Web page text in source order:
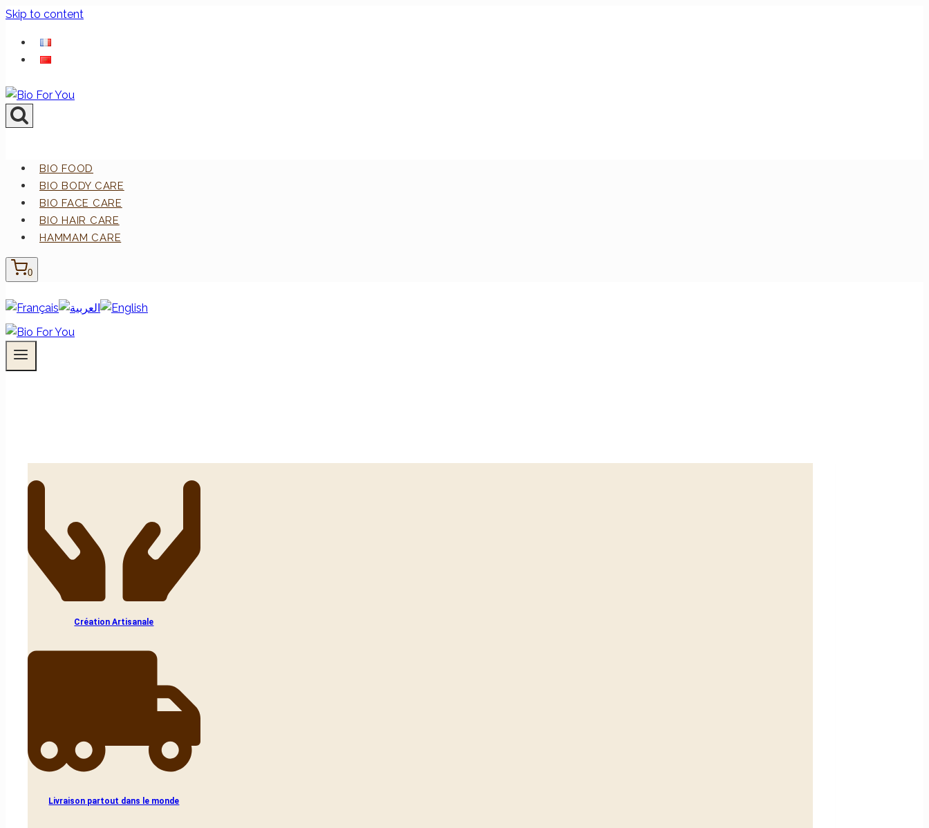
Skip to content
BIO FOOD
BIO BODY CARE
BIO FACE CARE
BIO HAIR CARE
HAMMAM CARE
0
Création Artisanale
Livraison partout dans le monde